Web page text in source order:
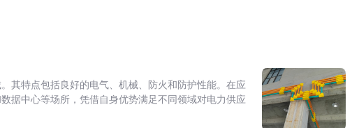
其特点包括良好的电气、机械、防火和防护性能。在应
据中心等场所，凭借自身优势满足不同领域对电力供应